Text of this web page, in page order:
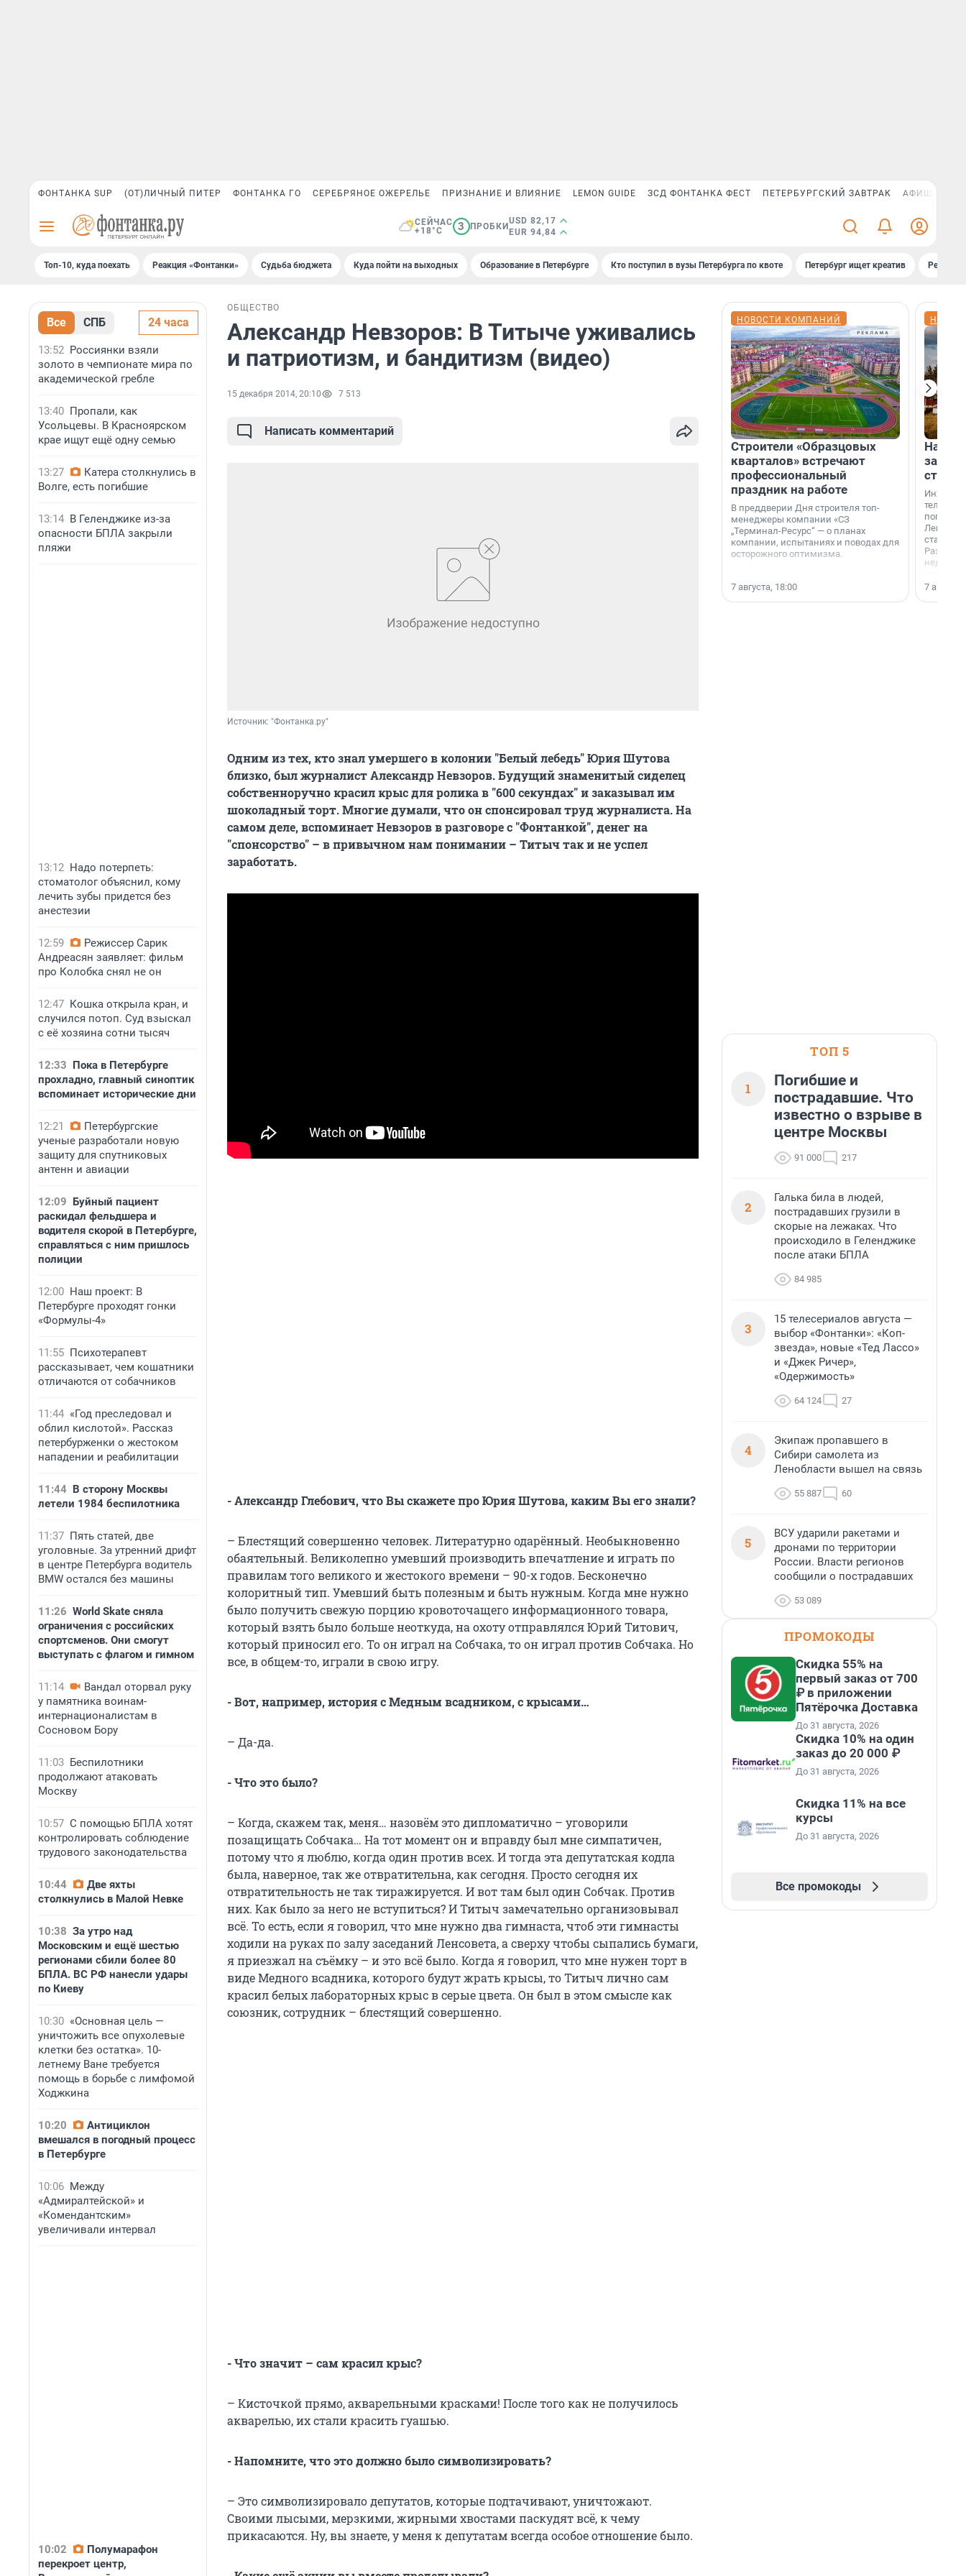
ФОНТАНКА SUP (ОТ)ЛИЧНЫЙ ПИТЕР ФОНТАНКА ГО СЕРЕБРЯНОЕ ОЖЕРЕЛЬЕ ПРИЗНАНИЕ И ВЛИЯНИЕ LEMON GUIDE ЗСД ФОНТАНКА ФЕСТ ПЕТЕРБУРГСКИЙ ЗАВТРАК АФИША PLUS
СЕЙЧАС
+18°C
3 ПРОБКИ
USD 82,17
EUR 94,84
Топ-10, куда поехать Реакция «Фонтанки» Судьба бюджета Куда пойти на выходных Образование в Петербурге Кто поступил в вузы Петербурга по квоте Петербург ищет креатив
Все СПБ 24 часа
13:52 Россиянки взяли
золото в чемпионате мира по
академической гребле
13:40 Пропали, как
Усольцевы. В Красноярском
крае ищут ещё одну семью
13:27
Катера столкнулись в
Волге, есть погибшие
13:14 В Геленджике из-за
опасности БПЛА закрыли
пляжи
13:12 Надо потерпеть:
стоматолог объяснил, кому
лечить зубы придется без
анестезии
12:59
Режиссер Сарик
Андреасян заявляет: фильм
про Колобка снял не он
12:47 Кошка открыла кран, и
случился потоп. Суд взыскал
с её хозяина сотни тысяч
12:33 Пока в Петербурге
прохладно, главный синоптик
вспоминает исторические дни
12:21
Петербургские
ученые разработали новую
защиту для спутниковых
антенн и авиации
12:09 Буйный пациент
раскидал фельдшера и
водителя скорой в Петербурге,
справляться с ним пришлось
полиции
12:00 Наш проект: В
Петербурге проходят гонки
«Формулы-4»
11:55 Психотерапевт
рассказывает, чем кошатники
отличаются от собачников
11:44 «Год преследовал и
облил кислотой». Рассказ
петербурженки о жестоком
нападении и реабилитации
11:44 В сторону Москвы
летели 1984 беспилотника
11:37 Пять статей, две
уголовные. За утренний дрифт
в центре Петербурга водитель
BMW остался без машины
11:26 World Skate сняла
ограничения с российских
спортсменов. Они смогут
выступать с флагом и гимном
11:14
Вандал оторвал руку
у памятника воинам-
интернационалистам в
Сосновом Бору
11:03 Беспилотники
продолжают атаковать
Москву
10:57 С помощью БПЛА хотят
контролировать соблюдение
трудового законодательства
10:44
Две яхты
столкнулись в Малой Невке
10:38 За утро над
Московским и ещё шестью
регионами сбили более 80
БПЛА. ВС РФ нанесли удары
по Киеву
10:30 «Основная цель —
уничтожить все опухолевые
клетки без остатка». 10-
летнему Ване требуется
помощь в борьбе с лимфомой
Ходжкина
10:20
Антициклон
вмешался в погодный процесс
в Петербурге
10:06 Между
«Адмиралтейской» и
«Комендантским»
увеличивали интервал
10:02
Полумарафон
перекроет центр,
ОБЩЕСТВО
Александр Невзоров: В Титыче уживались
и патриотизм, и бандитизм (видео)
15 декабря 2014, 20:10 7 513
Написать комментарий
Источник: "Фонтанка.ру"
Одним из тех, кто знал умершего в колонии "Белый лебедь" Юрия Шутова
близко, был журналист Александр Невзоров. Будущий знаменитый сиделец
собственноручно красил крыс для ролика в "600 секундах" и заказывал им
шоколадный торт. Многие думали, что он спонсировал труд журналиста. На
самом деле, вспоминает Невзоров в разговоре с "Фонтанкой", денег на
"спонсорство" – в привычном нам понимании – Титыч так и не успел
заработать.
- Александр Глебович, что Вы скажете про Юрия Шутова, каким Вы его знали?
– Блестящий совершенно человек. Литературно одарённый. Необыкновенно
обаятельный. Великолепно умевший производить впечатление и играть по
правилам того великого и жестокого времени – 90-х годов. Бесконечно
колоритный тип. Умевший быть полезным и быть нужным. Когда мне нужно
было получить свежую порцию кровоточащего информационного товара,
который взять было больше неоткуда, на охоту отправлялся Юрий Титович,
который приносил его. То он играл на Собчака, то он играл против Собчака. Но
все, в общем-то, играли в свою игру.
- Вот, например, история с Медным всадником, с крысами…
– Да-да.
- Что это было?
– Когда, скажем так, меня… назовём это дипломатично – уговорили
позащищать Собчака… На тот момент он и вправду был мне симпатичен,
потому что я люблю, когда один против всех. И тогда эта депутатская кодла
была, наверное, так же отвратительна, как сегодня. Просто сегодня их
отвратительность не так тиражируется. И вот там был один Собчак. Против
них. Как было за него не вступиться? И Титыч замечательно организовывал
всё. То есть, если я говорил, что мне нужно два гимнаста, чтоб эти гимнасты
ходили на руках по залу заседаний Ленсовета, а сверху чтобы сыпались бумаги,
я приезжал на съёмку – и это всё было. Когда я говорил, что мне нужен торт в
виде Медного всадника, которого будут жрать крысы, то Титыч лично сам
красил белых лабораторных крыс в серые цвета. Он был в этом смысле как
союзник, сотрудник – блестящий совершенно.
- Что значит – сам красил крыс?
– Кисточкой прямо, акварельными красками! После того как не получилось
акварелью, их стали красить гуашью.
- Напомните, что это должно было символизировать?
– Это символизировало депутатов, которые подтачивают, уничтожают.
Своими лысыми, мерзкими, жирными хвостами паскудят всё, к чему
прикасаются. Ну, вы знаете, у меня к депутатам всегда особое отношение было.
НОВОСТИ КОМПАНИЙ
Строители «Образцовых
кварталов» встречают
профессиональный
праздник на работе
В преддверии Дня строителя топ-
менеджеры компании «СЗ
„Терминал-Ресурс“ — о планах
компании, испытаниях и поводах для
осторожного оптимизма.
7 августа, 18:00
На
станции
7
ТОП 5
1
Погибшие и
пострадавшие. Что
известно о взрыве в
центре Москвы
91 000 217
2
Галька била в людей,
пострадавших грузили в
скорые на лежаках. Что
происходило в Геленджике
после атаки БПЛА
84 985
3
15 телесериалов августа —
выбор «Фонтанки»: «Коп-
звезда», новые «Тед Лассо»
и «Джек Ричер»,
«Одержимость»
64 124 27
4
Экипаж пропавшего в
Сибири самолета из
Ленобласти вышел на связь
55 887 60
5
ВСУ ударили ракетами и
дронами по территории
России. Власти регионов
сообщили о пострадавших
53 089
ПРОМОКОДЫ
Скидка 55% на
первый заказ от 700
₽ в приложении
Пятёрочка Доставка
До 31 августа, 2026
Скидка 10% на один
заказ до 20 000 ₽
До 31 августа, 2026
Скидка 11% на все
курсы
До 31 августа, 2026
Все промокоды